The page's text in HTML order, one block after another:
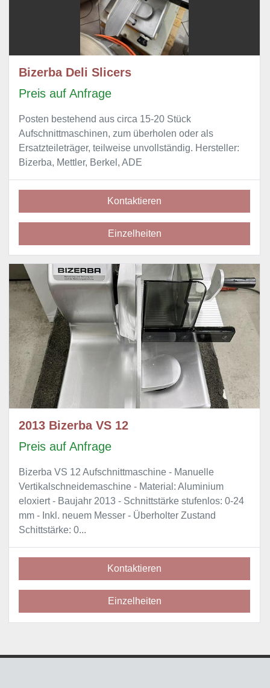
Bizerba Deli Slicers
Preis auf Anfrage
Posten bestehend aus circa 15-20 Stück
Aufschnittmaschinen, zum überholen oder als
Ersatzteileträger, teilweise unvollständig. Hersteller:
Bizerba, Mettler, Berkel, ADE
Kontaktieren
Einzelheiten
2013 Bizerba VS 12
Preis auf Anfrage
Bizerba VS 12 Aufschnittmaschine - Manuelle
Vertikalschneidemaschine - Material: Aluminium
eloxiert - Baujahr 2013 - Schnittstärke stufenlos: 0-24
mm - Inkl. neuem Messer - Überholter Zustand
Schittstärke: 0...
Kontaktieren
Einzelheiten